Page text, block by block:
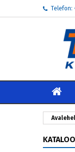
Telefon: